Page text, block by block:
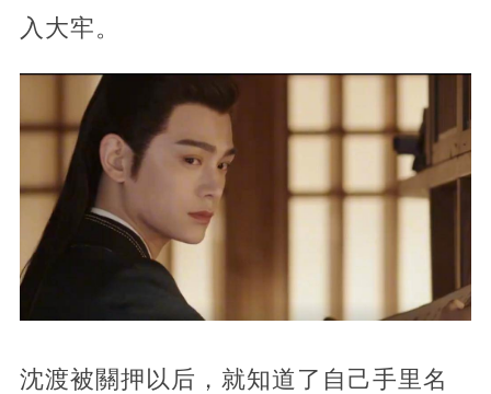
入大牢。
沈渡被關押以后，就知道了自己手里名